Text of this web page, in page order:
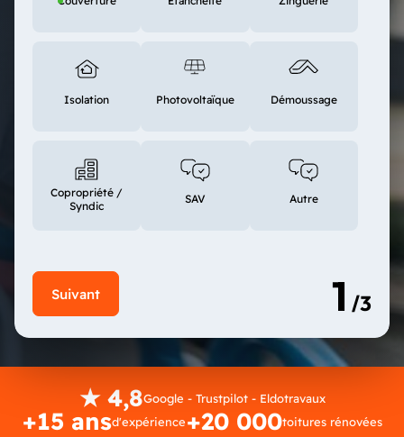
Isolation Photovoltaïque Démoussage
Copropriété /
Syndic
SAV Autre
★ 4,8Google - Trustpilot - Eldotravaux
+15 ansd'expérience+20 000toitures rénovées